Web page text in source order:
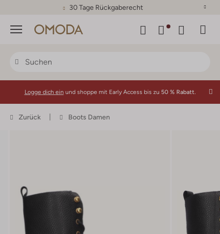
30 Tage Rückgaberecht
Menü
Logge dich ein und shoppe mit Early Access bis zu 50 % Rabatt.
Zurück Boots Damen